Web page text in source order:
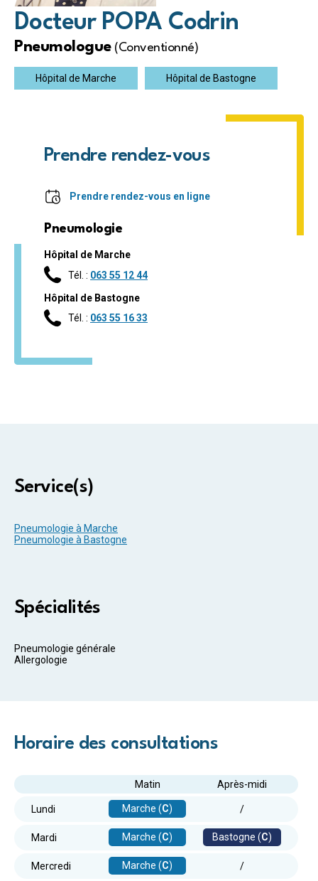
Docteur POPA Codrin
Pneumologue(Conventionné)
Hôpital de Marche Hôpital de Bastogne
Prendre rendez-vous
Prendre rendez-vous en ligne
Pneumologie
Hôpital de Marche
Tél. : 063 55 12 44
Hôpital de Bastogne
Tél. : 063 55 16 33
Service(s)
Pneumologie à Marche
Pneumologie à Bastogne
Spécialités
Pneumologie générale
Allergologie
Horaire des consultations
Matin Après-midi
Lundi Marche (C) /
Mardi Marche (C) Bastogne (C)
Mercredi Marche (C) /